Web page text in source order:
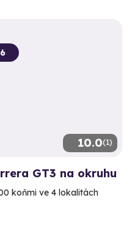
10.0(1)
GT3 na okruhu
koňmi ve 4 lokalitách